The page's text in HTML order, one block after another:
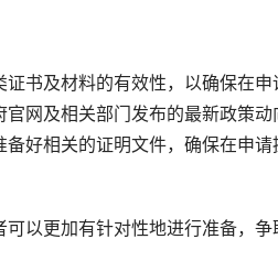
书及材料的有效性，以确保在
网及相关部门发布的最新政策
好相关的证明文件，确保在申
以更加有针对性地进行准备，